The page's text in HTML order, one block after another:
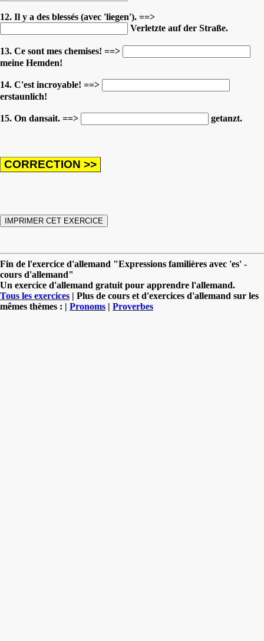
12. Il y a des blessés (avec 'liegen'). ==>
Verletzte auf der Straße.
13. Ce sont mes chemises! ==>
meine Hemden!
14. C'est incroyable! ==>
erstaunlich!
15. On dansait. ==> getanzt.
Fin de l'exercice d'allemand "Expressions familières avec 'es' -
cours d'allemand"
Un exercice d'allemand gratuit pour apprendre l'allemand.
Tous les exercices | Plus de cours et d'exercices d'allemand sur les
mêmes thèmes : | Pronoms | Proverbes